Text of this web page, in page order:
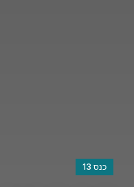
כנס 13